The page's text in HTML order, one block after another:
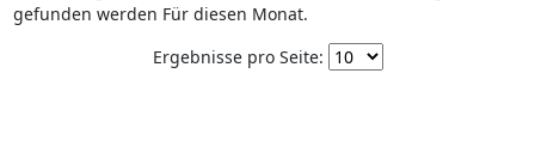
gefunden werden Für diesen Monat.
Ergebnisse pro Seite: